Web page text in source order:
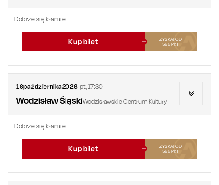
Dobrze się kłamie
Kup bilet
ZYSKAJ OD
525PKT
16października2026 pt.,17:30
Wodzisław ŚląskiWodzisławskie Centrum Kultury
Dobrze się kłamie
Kup bilet
ZYSKAJ OD
525PKT